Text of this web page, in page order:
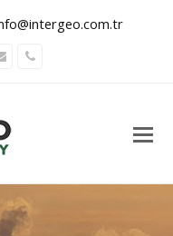
EmailPhone